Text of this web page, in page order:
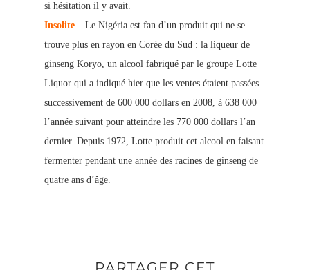
si hésitation il y avait.
Insolite – Le Nigéria est fan d’un produit qui ne se
trouve plus en rayon en Corée du Sud : la liqueur de
ginseng Koryo, un alcool fabriqué par le groupe Lotte
Liquor qui a indiqué hier que les ventes étaient passées
successivement de 600 000 dollars en 2008, à 638 000
l’année suivant pour atteindre les 770 000 dollars l’an
dernier. Depuis 1972, Lotte produit cet alcool en faisant
fermenter pendant une année des racines de ginseng de
quatre ans d’âge.